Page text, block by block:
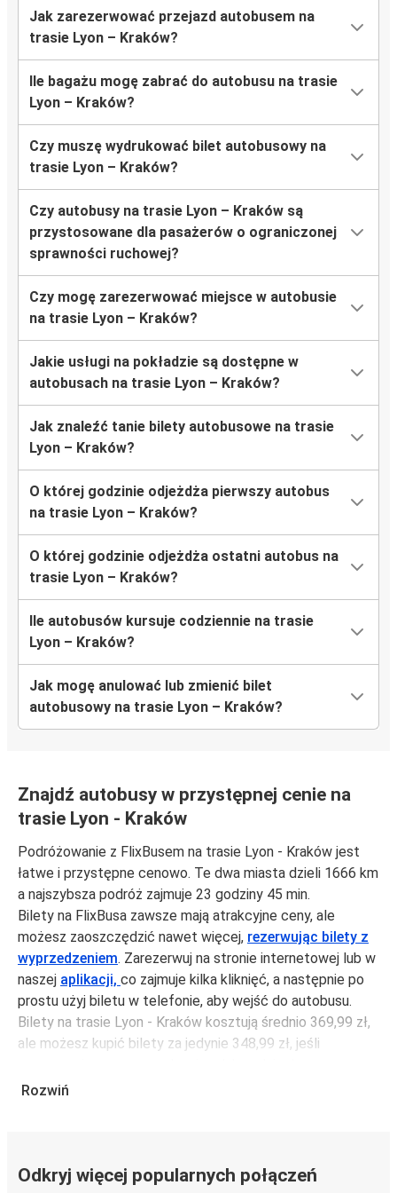
Jak zarezerwować przejazd autobusem na
trasie Lyon – Kraków?
Ile bagażu mogę zabrać do autobusu na trasie
Lyon – Kraków?
Czy muszę wydrukować bilet autobusowy na
trasie Lyon – Kraków?
Czy autobusy na trasie Lyon – Kraków są
przystosowane dla pasażerów o ograniczonej
sprawności ruchowej?
Czy mogę zarezerwować miejsce w autobusie
na trasie Lyon – Kraków?
Jakie usługi na pokładzie są dostępne w
autobusach na trasie Lyon – Kraków?
Jak znaleźć tanie bilety autobusowe na trasie
Lyon – Kraków?
O której godzinie odjeżdża pierwszy autobus
na trasie Lyon – Kraków?
O której godzinie odjeżdża ostatni autobus na
trasie Lyon – Kraków?
Ile autobusów kursuje codziennie na trasie
Lyon – Kraków?
Jak mogę anulować lub zmienić bilet
autobusowy na trasie Lyon – Kraków?
Znajdź autobusy w przystępnej cenie na
trasie Lyon - Kraków
Podróżowanie z FlixBusem na trasie Lyon - Kraków jest
łatwe i przystępne cenowo. Te dwa miasta dzieli 1666 km
a najszybsza podróż zajmuje 23 godziny 45 min.
Bilety na FlixBusa zawsze mają atrakcyjne ceny, ale
możesz zaoszczędzić nawet więcej, rezerwując bilety z
wyprzedzeniem. Zarezerwuj na stronie internetowej lub w
naszej aplikacji, co zajmuje kilka kliknięć, a następnie po
prostu użyj biletu w telefonie, aby wejść do autobusu.
Bilety na trasie Lyon - Kraków kosztują średnio 369,99 zł,
ale możesz kupić bilety za jedynie 348,99 zł, jeśli
unikając weekendów i świąt. Aby podróżować szybko,
Rozwiń
Odkryj więcej popularnych połączeń